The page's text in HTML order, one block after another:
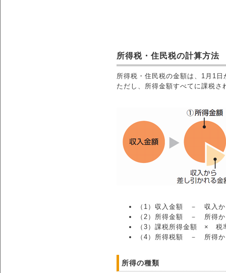
所得税・住民税の計算方法
所得税・住民税の金額は、1月1
ただし、所得金額すべてに課税
（1）収入金額 － 収入
（2）所得金額 － 所得
（3）課税所得金額 ×
（4）所得税額 － 所得
所得の種類